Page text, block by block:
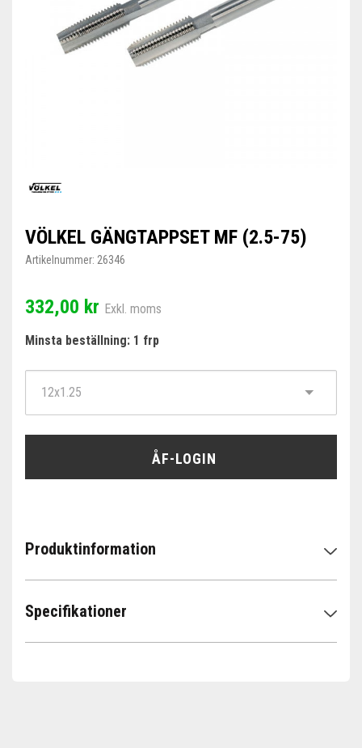
VÖLKEL GÄNGTAPPSET MF (2.5-75)
Artikelnummer: 26346
332,00 kr Exkl. moms
Minsta beställning: 1 frp
ÅF-LOGIN
Produktinformation
Specifikationer